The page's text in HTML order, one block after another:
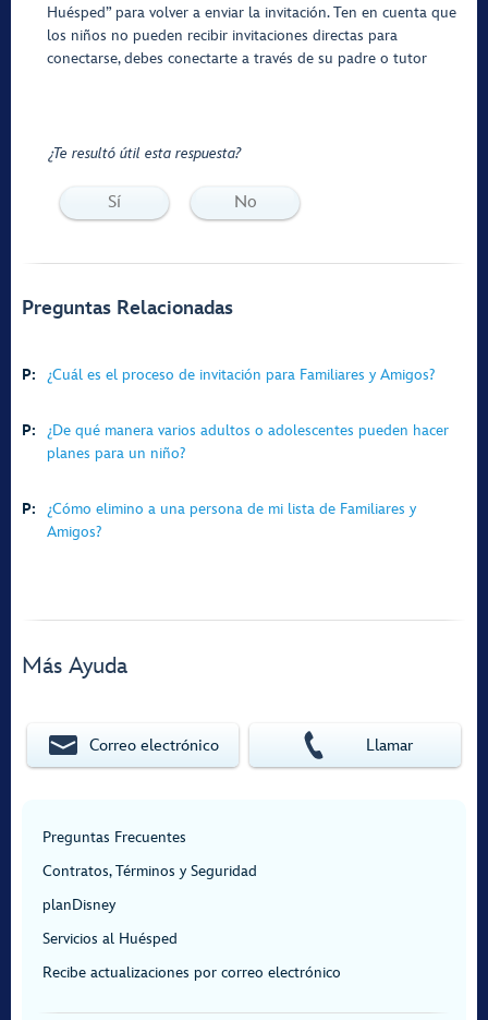
Huésped” para volver a enviar la invitación. Ten en cuenta que
los niños no pueden recibir invitaciones directas para
conectarse, debes conectarte a través de su padre o tutor
¿Te resultó útil esta respuesta?
Sí No
Preguntas Relacionadas
P: ¿Cuál es el proceso de invitación para Familiares y Amigos?
P:
¿De qué manera varios adultos o adolescentes pueden hacer
planes para un niño?
P:
¿Cómo elimino a una persona de mi lista de Familiares y
Amigos?
Más Ayuda
Correo electrónico Llamar
Preguntas Frecuentes
Contratos, Términos y Seguridad
planDisney
Servicios al Huésped
Recibe actualizaciones por correo electrónico